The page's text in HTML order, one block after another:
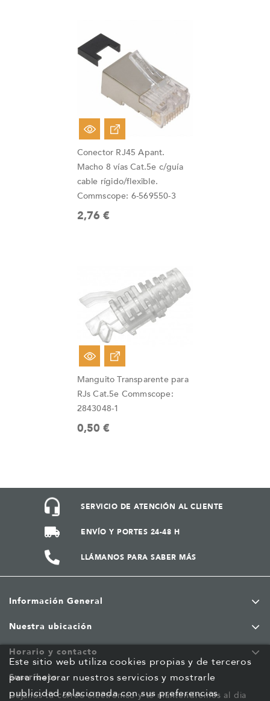
Conector RJ45 Apant.
Macho 8 vías Cat.5e c/guía
cable rígido/flexible.
Commscope: 6-569550-3
2,76 €
Manguito Transparente para
RJs Cat.5e Commscope:
2843048-1
0,50 €
SERVICIO DE ATENCIÓN AL CLIENTE
ENVÍO Y PORTES 24-48 H
LLÁMANOS PARA SABER MÁS
Información General
Nuestra ubicación
Horario y contacto
Suscríbete
Déjanos tu correo electrónico y te mantendremos al dia
Este sitio web utiliza cookies propias y de terceros
para mejorar nuestros servicios y mostrarle
publicidad relacionada con sus preferencias